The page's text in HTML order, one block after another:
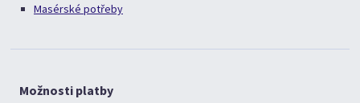
Masérské potřeby
Možnosti platby